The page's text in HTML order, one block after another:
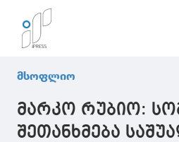
მსოფლიო
მარკო რუბიო:
შეთანხმება